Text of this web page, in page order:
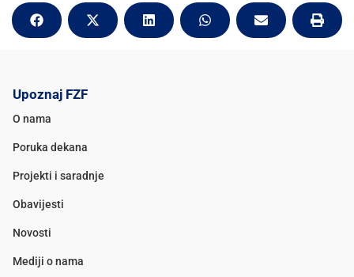
Upoznaj FZF
O nama
Poruka dekana
Projekti i saradnje
Obavijesti
Novosti
Mediji o nama